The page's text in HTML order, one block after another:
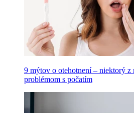
9 mýtov o otehotnení – niektorý z
problémom s počatím